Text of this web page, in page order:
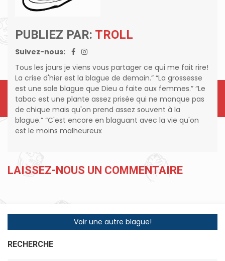
PUBLIEZ PAR: TROLL
Suivez-nous:
Tous les jours je viens vous partager ce qui me fait rire!
La crise d'hier est la blague de demain.” “La grossesse
est une sale blague que Dieu a faite aux femmes.” “Le
tabac est une plante assez prisée qui ne manque pas
de chique mais qu'on prend assez souvent à la
blague.” “C'est encore en blaguant avec la vie qu'on
est le moins malheureux
LAISSEZ-NOUS UN COMMENTAIRE
Voir une autre blague!
RECHERCHE